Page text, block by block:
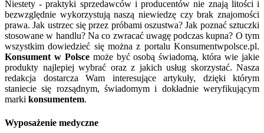
Niestety - praktyki sprzedawców i producentów nie znają litości i
bezwzględnie wykorzystują naszą niewiedzę czy brak znajomości
prawa. Jak ustrzec się przez próbami oszustwa? Jak poznać sztuczki
stosowane w handlu? Na co zwracać uwagę podczas kupna? O tym
wszystkim dowiedzieć się można z portalu Konsumentwpolsce.pl.
Konsument w Polscemoże być osobą świadomą, która wie jakie
produkty najlepiej wybrać oraz z jakich usług skorzystać. Nasza
redakcja dostarcza Wam interesujące artykuły, dzięki którym
staniecie się rozsądnym, świadomym i dokładnie weryfikującym
marki konsumentem.
Wyposażenie medyczne